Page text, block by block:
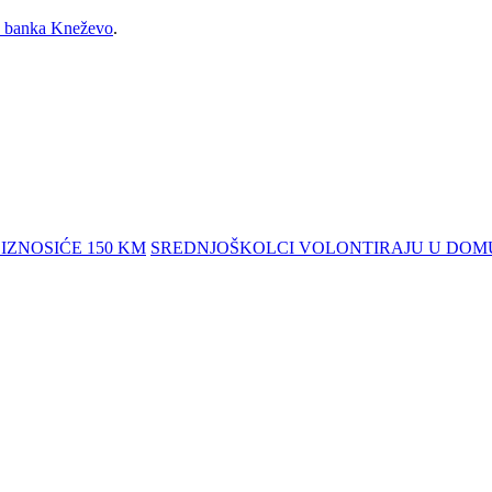
Kneževo.
150 KM SREDNJOŠKOLCI VOLONTIRAJU U